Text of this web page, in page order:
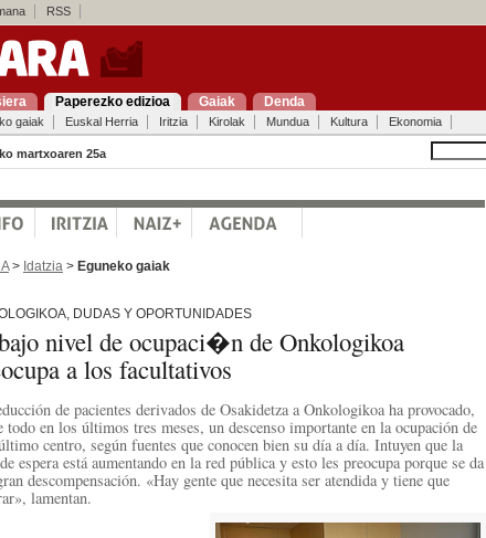
RSS
Paperezko edizioa Gaiak Denda
gaiak Euskal Herria Iritzia Kirolak Mundua Kultura Ekonomia
martxoaren 25a
> Idatzia > Eguneko gaiak
DUDAS Y OPORTUNIDADES
nivel de ocupaci�n de Onkologikoa
a los facultativos
de pacientes derivados de Osakidetza a Onkologikoa ha provocado,
todo en los últimos tres meses, un descenso importante en la ocupación de
centro, según fuentes que conocen bien su día a día. Intuyen que la
espera está aumentando en la red pública y esto les preocupa porque se da
descompensación. «Hay gente que necesita ser atendida y tiene que
lamentan.